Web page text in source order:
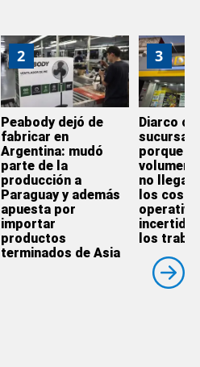
2
Peabody dejó de
fabricar en
Argentina: mudó
parte de la
producción a
Paraguay y además
apuesta por
importar
productos
terminados de Asia
3
Diarco
sucursal
porque
volumen
no
los
los